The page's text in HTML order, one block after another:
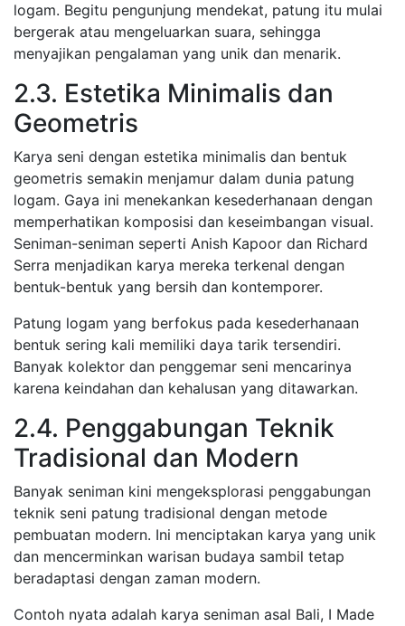
logam. Begitu pengunjung mendekat, patung itu mulai
bergerak atau mengeluarkan suara, sehingga
menyajikan pengalaman yang unik dan menarik.
2.3. Estetika Minimalis dan
Geometris
Karya seni dengan estetika minimalis dan bentuk
geometris semakin menjamur dalam dunia patung
logam. Gaya ini menekankan kesederhanaan dengan
memperhatikan komposisi dan keseimbangan visual.
Seniman-seniman seperti Anish Kapoor dan Richard
Serra menjadikan karya mereka terkenal dengan
bentuk-bentuk yang bersih dan kontemporer.
Patung logam yang berfokus pada kesederhanaan
bentuk sering kali memiliki daya tarik tersendiri.
Banyak kolektor dan penggemar seni mencarinya
karena keindahan dan kehalusan yang ditawarkan.
2.4. Penggabungan Teknik
Tradisional dan Modern
Banyak seniman kini mengeksplorasi penggabungan
teknik seni patung tradisional dengan metode
pembuatan modern. Ini menciptakan karya yang unik
dan mencerminkan warisan budaya sambil tetap
beradaptasi dengan zaman modern.
Contoh nyata adalah karya seniman asal Bali, I Made